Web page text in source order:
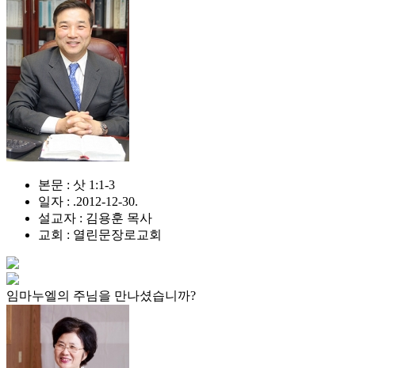
본문 : 삿 1:1-3
일자 : .2012-12-30.
설교자 : 김용훈 목사
교회 : 열린문장로교회
임마누엘의 주님을 만나셨습니까?